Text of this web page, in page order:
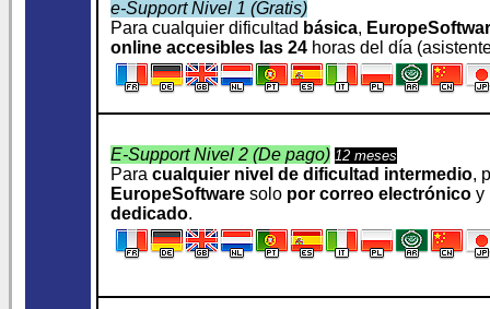
e-Support Nivel 1 (Gratis)
Para cualquier dificultad básica,
online accesibles las 24 horas del día
E-Support Nivel 2 (De pago) 12 meses
Para cualquier nivel de dificultad intermedio,
EuropeSoftware solo por correo electrónico y
dedicado.